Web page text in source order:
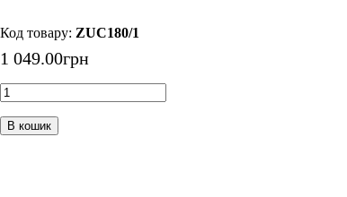
ZUC180/1
1 049.00грн
В кошик